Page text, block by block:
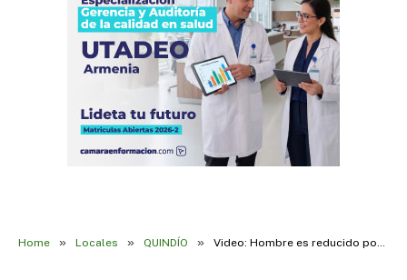
Home » Locales » QUINDÍO » Video: Hombre es reducido por un militar en operativo en el norte de Armenia